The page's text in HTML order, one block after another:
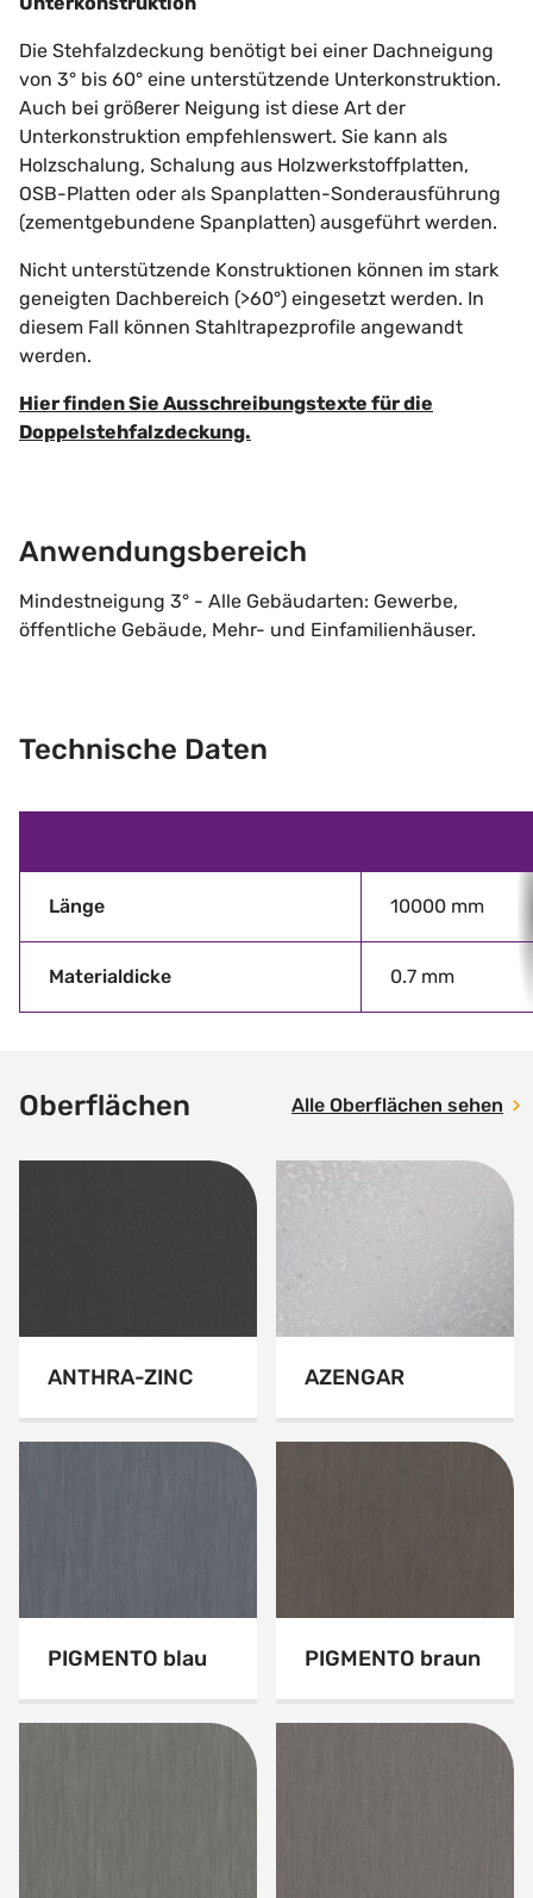
Die Stehfalzdeckung benötigt bei einer Dachneigung
von 3° bis 60° eine unterstützende Unterkonstruktion.
Auch bei größerer Neigung ist diese Art der
Unterkonstruktion empfehlenswert. Sie kann als
Holzschalung, Schalung aus Holzwerkstoffplatten,
OSB-Platten oder als Spanplatten-Sonderausführung
(zementgebundene Spanplatten) ausgeführt werden.
Nicht unterstützende Konstruktionen können im stark
geneigten Dachbereich (>60°) eingesetzt werden. In
diesem Fall können Stahltrapezprofile angewandt
werden.
Hier finden Sie Ausschreibungstexte für die
Doppelstehfalzdeckung.
Anwendungsbereich
Mindestneigung 3° - Alle Gebäudarten: Gewerbe,
öffentliche Gebäude, Mehr- und Einfamilienhäuser.
Technische Daten
Länge 10000 mm
Materialdicke 0.7 mm
Oberflächen Alle Oberflächen sehen
ANTHRA-ZINC AZENGAR
PIGMENTO blau PIGMENTO braun